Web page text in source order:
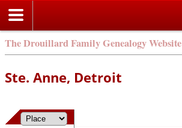
The Drouillard Family Genealogy Website
Ste. Anne, Detroit